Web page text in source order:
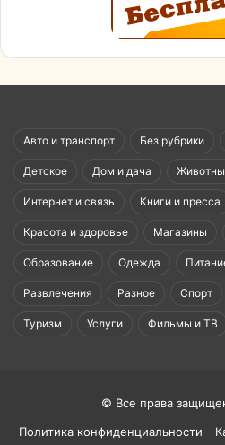
Авто и транспорт Без рубрики
Детское Дом и дача
Интернет и связь Книги и пресса
Красота и здоровье Магазины
Образование Одежда
Развлечения Разное Спорт
Туризм Услуги Фильмы и ТВ
© Все права
Политика конфиденциальности